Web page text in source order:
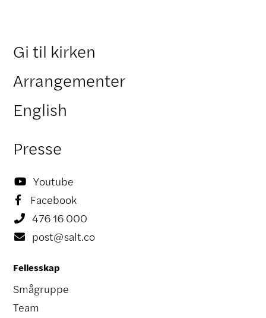
Gi til kirken
Arrangementer
English
Presse
 Youtube
 Facebook
 476 16 000
 post@salt.co
Fellesskap
Smågruppe
Team